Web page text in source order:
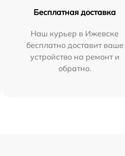
Бесплатная доставка
Наш курьер в Ижевске
бесплатно доставит ваше
устройство на ремонт и
обратно.